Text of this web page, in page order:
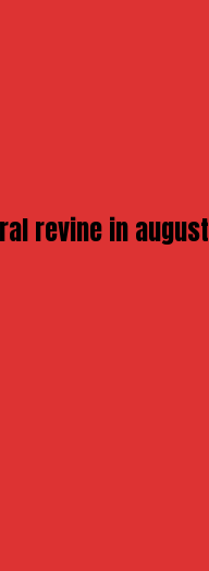
revine in august